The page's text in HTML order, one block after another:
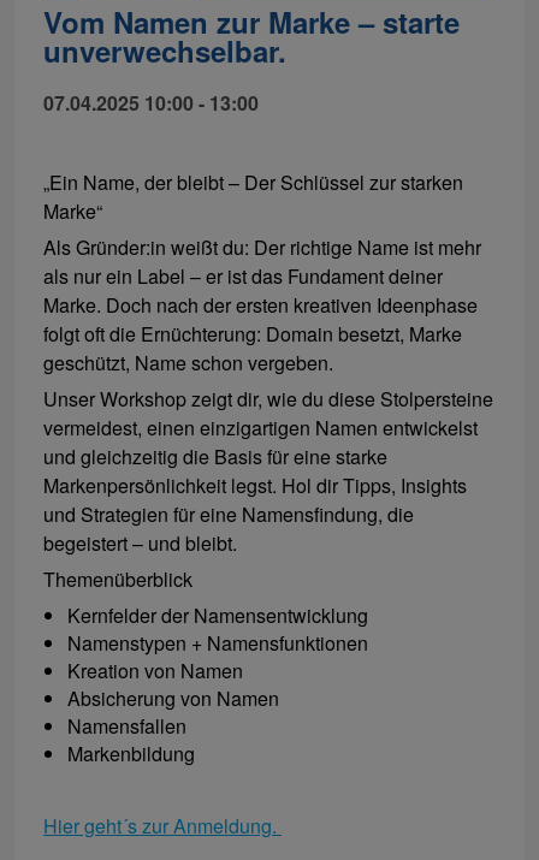
Vom Namen zur Marke – starte
unverwechselbar.
07.04.2025 10:00 - 13:00
„Ein Name, der bleibt – Der Schlüssel zur starken
Marke“
Als Gründer:in weißt du: Der richtige Name ist mehr
als nur ein Label – er ist das Fundament deiner
Marke. Doch nach der ersten kreativen Ideenphase
folgt oft die Ernüchterung: Domain besetzt, Marke
geschützt, Name schon vergeben.
Unser Workshop zeigt dir, wie du diese Stolpersteine
vermeidest, einen einzigartigen Namen entwickelst
und gleichzeitig die Basis für eine starke
Markenpersönlichkeit legst. Hol dir Tipps, Insights
und Strategien für eine Namensfindung, die
begeistert – und bleibt.
Themenüberblick
Kernfelder der Namensentwicklung
Namenstypen + Namensfunktionen
Kreation von Namen
Absicherung von Namen
Namensfallen
Markenbildung
Hier geht´s zur Anmeldung.